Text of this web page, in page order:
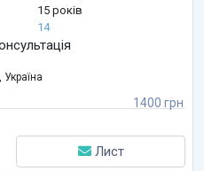
BSFT.
та Короткот
15 років
14
1400 грн
Лист